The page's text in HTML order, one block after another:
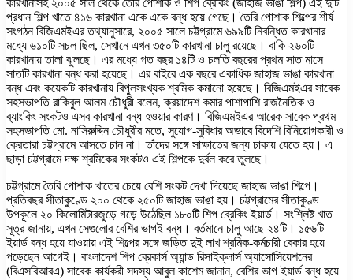
প্রধান শিল্প খাতে ৪১৬ কারখানা একে একে বন্ধ হয়ে গেছে। তৈরি পোশাক শিল্পের শীর্ষ
সংগঠন বিজিএমইএর তথ্যানুসারে, ২০০৫ সালে চট্টগ্রামে ৬৯৯টি নিবন্ধিত কারখানার
মধ্যে ৬১০টি সচল ছিল, সেখানে এখন ৩৫০টি কারখানা চালু রয়েছে। বাকি ২৬০টি
কারখানায় তালা ঝুলছে। এর মধ্যে গত বছর ১৪টি ও চলতি বছরের প্রথম সাত মাসে
সাতটি কারখানা বন্ধ করা হয়েছে। এর বাইরে এক বছরে একাধিক জাহাজ ভাঙা কারখানা
বন্ধ এবং কয়েকটি কারখানায় বিপুলসংখ্যক শ্রমিক কমানো হয়েছে। বিজিএমইএর সাবেক
সহসভাপতি রাকিবুল আলম চৌধুরী বলেন, ক্রয়াদেশ কমার পাশাপাশি রাজনৈতিক ও
ব্যাংকিং সংকটও এসব কারখানা বন্ধ হওয়ার কারণ। বিজিএমইএর আরেক সাবেক প্রথম
সহসভাপতি মো. নাসিরুদ্দিন চৌধুরীর মতে, সুযোগ-সুবিধার অভাবে বিদেশি বিনিয়োগকারী ও
ক্রেতারা চট্টগ্রামে আসতে চান না। তাঁদের সঙ্গে সাক্ষাতের জন্য ঢাকায় যেতে হয়। এ
ছাড়া চট্টগ্রামে দক্ষ শ্রমিকের সংকটও এই শিল্পকে দুর্বল করে তুলছে।
চট্টগ্রামে তৈরি পোশাক খাতের চেয়ে বেশি সংকট দেখা দিয়েছে জাহাজ ভাঙা শিল্পে।
প্রতিবছর সীতাকুণ্ডে ২০০ থেকে ২৫০টি জাহাজ ভাঙা হয়। চট্টগ্রামের সীতাকুণ্ড
উপকূলে ২০ কিলোমিটারজুড়ে গড়ে উঠেছিল ১৮০টি শিপ ব্রেকিং ইয়ার্ড। সংশ্লিষ্ট খাত
সূত্র জানায়, এখন সেগুলোর বেশির ভাগই বন্ধ। বর্তমানে চালু আছে ২৪টি। ১৫৬টি
ইয়ার্ড বন্ধ হয়ে যাওয়ায় এই শিল্পের সঙ্গে জড়িত দুই লাখ শ্রমিক-কর্মচারী বেকার হয়ে
পড়েছেন আগেই। বাংলাদেশ শিপ ব্রেকার্স অ্যান্ড রিসাইক্লার্স অ্যাসোসিয়েশনের
(বিএসবিআরএ) সাবেক কার্যকরী সদস্য আবুল কাশেম জানান, বেশির ভাগ ইয়ার্ড বন্ধ হয়ে